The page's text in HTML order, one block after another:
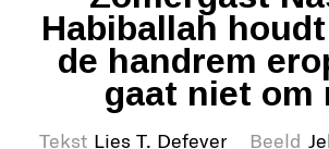
Habiballah
de handrem
gaat niet om
Tekst Lies T. Defever Beeld